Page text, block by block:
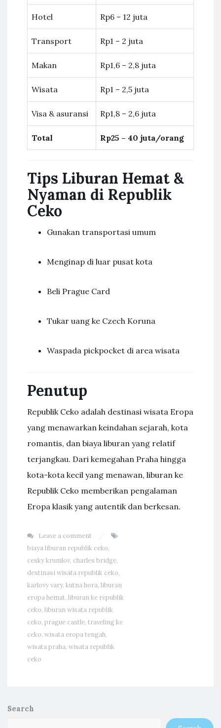
Hotel Rp6 – 12 juta
Transport Rp1 – 2 juta
Makan Rp1,6 – 2,8 juta
Wisata Rp1 – 2,5 juta
Visa & asuransi Rp1,8 – 2,6 juta
Total Rp25 – 40 juta/orang
Tips Liburan Hemat &
Nyaman di Republik
Ceko
Gunakan transportasi umum
Menginap di luar pusat kota
Beli Prague Card
Tukar uang ke Czech Koruna
Waspada pickpocket di area wisata
Penutup
Republik Ceko adalah destinasi wisata Eropa
yang menawarkan keindahan sejarah, kota
romantis, dan biaya liburan yang relatif
terjangkau. Dari kemegahan Praha hingga
kota-kota kecil yang menawan, liburan ke
Republik Ceko memberikan pengalaman
Eropa klasik yang autentik dan berkesan.
Leave a comment
biaya liburan republik ceko,
cesky krumlov, charles bridge,
destinasi wisata republik ceko,
karlovy vary, kutna hora, liburan
eropa hemat, liburan ke republik
ceko, liburan wisata republik
ceko, prague castle, traveling ke
ceko, wisata eropa tengah,
wisata praha, wisata republik
ceko
Search